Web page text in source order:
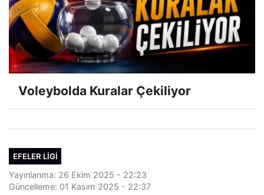
Voleybolda Kuralar Çekiliyor
EFELER LIGI
Yayınlanma: 26 Ekim 2025 - 22:23
Güncelleme: 01 Kasım 2025 - 22:37